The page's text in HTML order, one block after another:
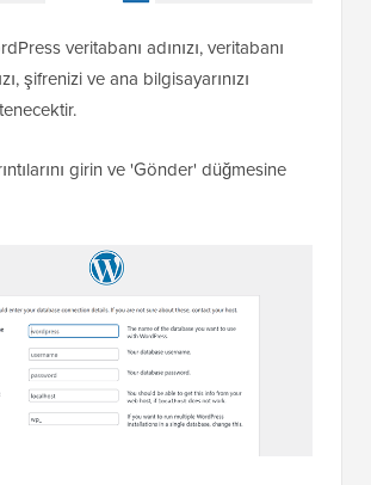
veritabanı adınızı, veritabanı
şifrenizi ve ana bilgisayarınızı
girin ve 'Gönder' düğmesine